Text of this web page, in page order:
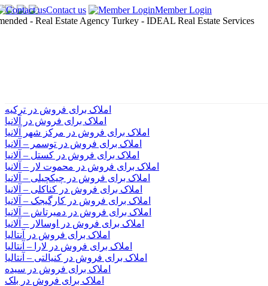
Contact us Member Login
املاک برای فروش در ترکیه
املاک برای فروش در آلانیا
املاک برای فروش در مرکز شهر آلانیا
املاک برای فروش در توسمر – آلانیا
املاک برای فروش در کستل – آلانیا
املاک برای فروش در محموت لار – آلانیا
املاک برای فروش در چیکچیلی – آلانیا
املاک برای فروش در کناکلی – آلانیا
املاک برای فروش در کارگیجک – آلانیا
املاک برای فروش در دمیرتاش – آلانیا
املاک برای فروش در اوسالار – آلانیا
املاک برای فروش در آنتالیا
املاک برای فروش در لارا – آنتالیا
املاک برای فروش در کنیالتی – آنتالیا
املاک برای فروش در سیده
املاک برای فروش در بلک